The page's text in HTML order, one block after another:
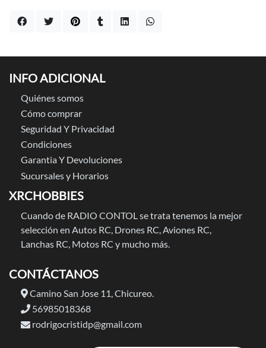
INFO ADICIONAL
Quiénes somos
Cómo comprar
Seguridad Y Privacidad
Condiciones
Garantia Y Devoluciones
Sucursales y Horarios
XRCHOBBIES
Cuando de RADIO CONTOL se trata tenemos la mejor
selección en Autos RC, Drones RC, Aviones RC,
Lanchas RC, Motos RC y mucho más.
CONTÁCTANOS
Camino San Jose 11, Chicureo.
56985018368
rodrigocristidp@gmail.com